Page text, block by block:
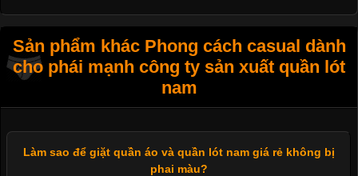
Sản phẩm khác Phong cách casual dành
cho phái mạnh công ty sản xuất quần lót
nam
Làm sao để giặt quần áo và quần lót nam giá rẻ không bị
phai màu?